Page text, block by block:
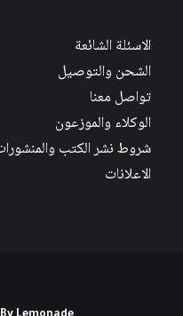
الاسئلة الشائعة
الشحن والتوصيل
تواصل معنا
الوكلاء والموزعون
شروط نشر الكتب
الاعلانات